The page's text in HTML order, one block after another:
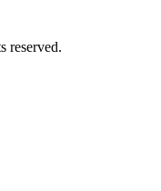
reserved.